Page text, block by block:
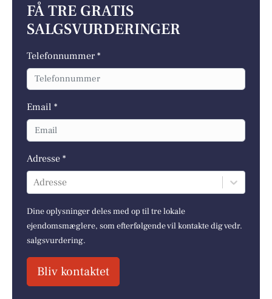
FÅ TRE GRATIS
SALGSVURDERINGER
Telefonnummer *
Email *
Adresse *
Adresse
Dine oplysninger deles med op til tre lokale
ejendomsmæglere, som efterfølgende vil kontakte dig vedr.
salgsvurdering.
Bliv kontaktet